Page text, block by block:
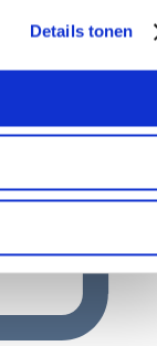
Details tonen